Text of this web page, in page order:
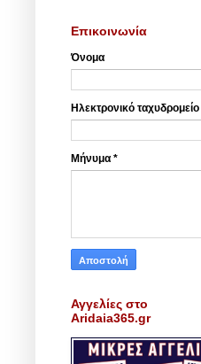
Επικοινωνία
Όνομα
Ηλεκτρονικό ταχυδρομείο
Μήνυμα *
Αγγελίες στο
Aridaia365.gr